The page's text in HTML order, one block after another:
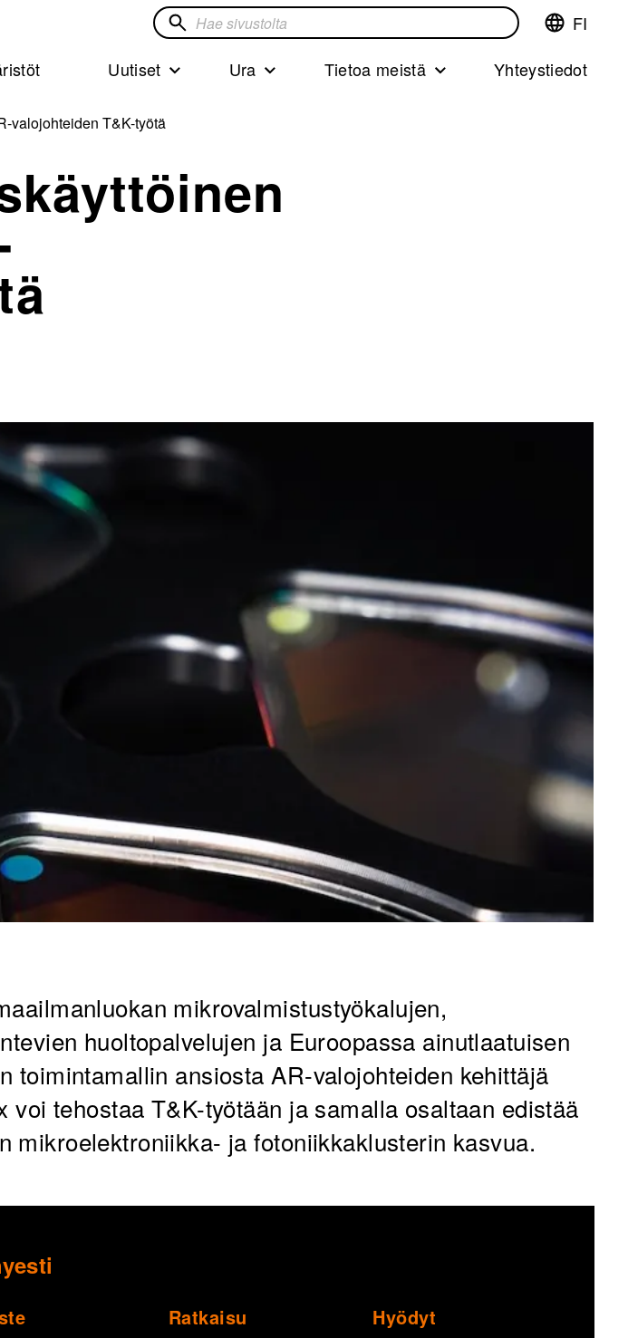
Vaihda
kieliFinnish
FI
Hae
Uutiset Ura Tietoa meistä Yhteystiedot
valojohteiden T&K-työtä
mikrovalmistustyökalujen,
huoltopalvelujen ja Euroopassa ainutlaatuisen
toimintamallin ansiosta AR-valojohteiden kehittäjä
voi tehostaa T&K-työtään ja samalla osaltaan edistää
mikroelektroniikka- ja fotoniikkaklusterin kasvua.
Ratkaisu Hyödyt